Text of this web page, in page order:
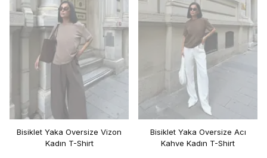
Bisiklet Yaka Oversize Vizon
Kadın T-Shirt
Bisiklet Yaka Oversize Acı
Kahve Kadın T-Shirt